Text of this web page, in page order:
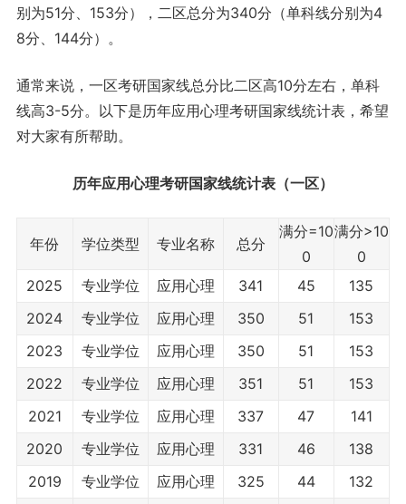
别为51分、153分），二区总分为340分（单科线分别为4
8分、144分）。
通常来说，一区考研国家线总分比二区高10分左右，单科
线高3-5分。以下是历年应用心理考研国家线统计表，希望
对大家有所帮助。
历年应用心理考研国家线统计表（一区）
年份 学位类型 专业名称 总分
满分=10
0
满分>10
0
2025
专业学位 应用心理 341 45
135
2024
专业学位 应用心理 350 51
153
2023
专业学位 应用心理 350 51
153
2022
专业学位 应用心理 351 51
153
2021
专业学位 应用心理 337 47
141
2020
专业学位 应用心理 331 46
138
2019
专业学位 应用心理 325 44
132